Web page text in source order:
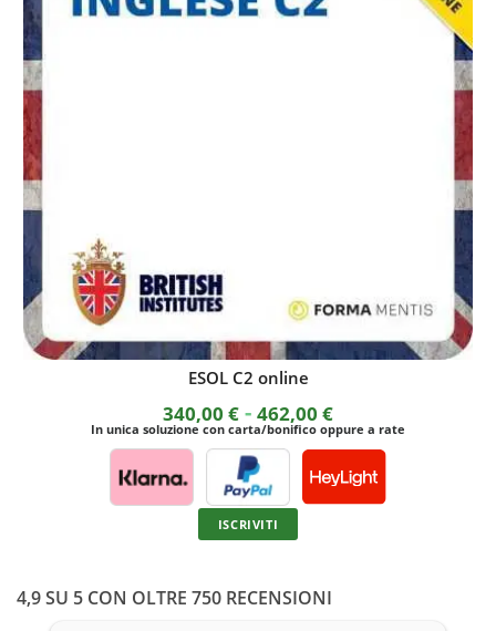
Test online Dils-PG I in autoapprendimento
49,00€
In unica soluzione con carta/bonifico oppure a rate
ISCRIVITI
4,9 SU 5 CON OLTRE 750 RECENSIONI